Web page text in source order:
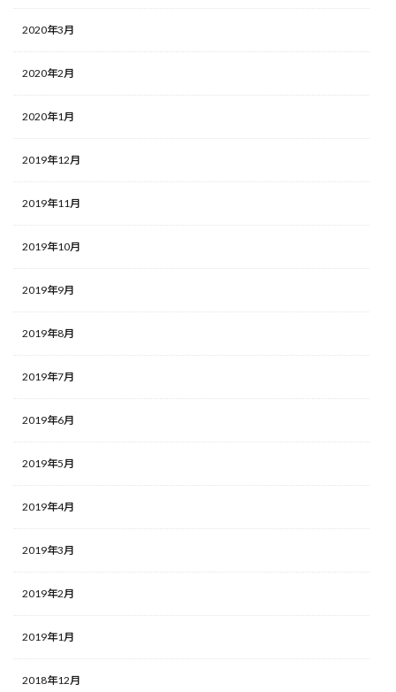
2020年3月
2020年2月
2020年1月
2019年12月
2019年11月
2019年10月
2019年9月
2019年8月
2019年7月
2019年6月
2019年5月
2019年4月
2019年3月
2019年2月
2019年1月
2018年12月